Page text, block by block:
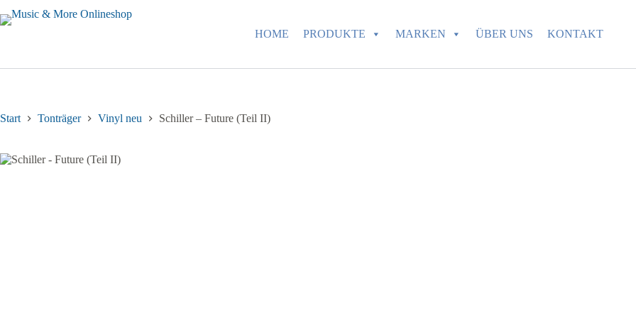
Inhalt
HOME PRODUKTE MARKEN ÜBER UNS KONTAKT
Start Tonträger Vinyl neu Schiller – Future (Teil II)